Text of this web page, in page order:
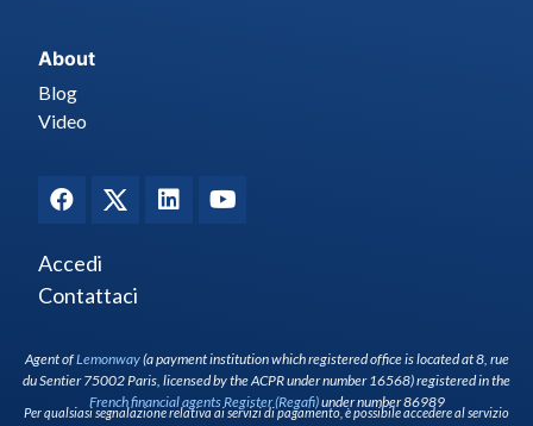
About
Blog
Video
Accedi
Contattaci
Agent ofLemonway(a payment institution which registered office is located at 8, rue
du Sentier 75002 Paris, licensed by the ACPR under number 16568) registered in the
French financial agents Register (Regafi)under number 86989
Per qualsiasi segnalazione relativa ai servizi di pagamento, è possibile accedere al servizio